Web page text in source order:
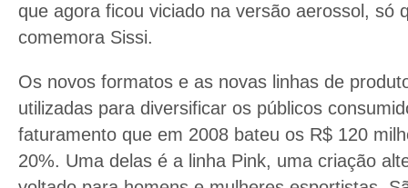
que agora ficou viciado na versão aerossol, só
comemora Sissi.
Os novos formatos e as novas linhas de
utilizadas para diversificar os públicos
faturamento que em 2008 bateu os R$ 120
20%. Uma delas é a linha Pink, uma criação